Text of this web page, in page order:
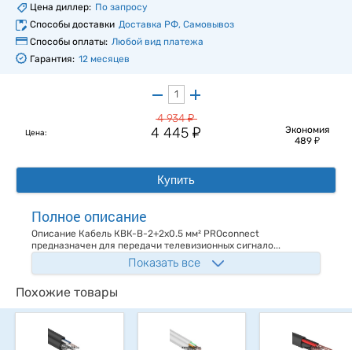
Цена диллер: По запросу
Способы доставки Доставка РФ, Самовывоз
Способы оплаты: Любой вид платежа
Гарантия: 12 месяцев
Цена:
4 934у
4 445у
Экономия
489у
Купить
Полное описание
Описание Кабель КВК-В-2+2х0.5 мм² PROconnect
предназначен для передачи телевизионных сигнало...
Показать все
Похожие товары